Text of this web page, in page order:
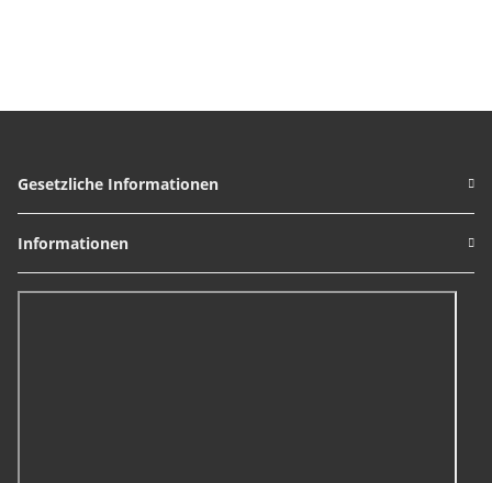
Gesetzliche Informationen
Informationen